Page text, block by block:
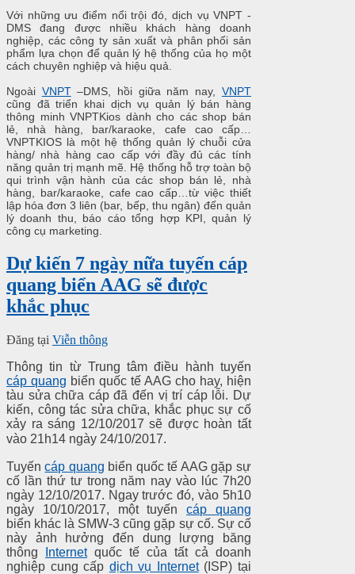
Với những ưu điểm nổi trội đó, dịch vụ VNPT -
DMS đang được nhiều khách hàng doanh
nghiệp, các công ty sản xuất và phân phối sản
phẩm lựa chọn để quản lý hệ thống của họ một
cách chuyên nghiệp và hiệu quả.
Ngoài VNPT–DMS, hồi giữa năm nay, VNPT
cũng đã triển khai dịch vụ quản lý bán hàng
thông minh VNPTKios dành cho các shop bán
lẻ, nhà hàng, bar/karaoke, cafe cao cấp…
VNPTKIOS là một hệ thống quản lý chuỗi cửa
hàng/ nhà hàng cao cấp với đầy đủ các tính
năng quản trị mạnh mẽ. Hệ thống hỗ trợ toàn bộ
qui trình vận hành của các shop bán lẻ, nhà
hàng, bar/karaoke, cafe cao cấp…từ việc thiết
lập hóa đơn 3 liên (bar, bếp, thu ngân) đến quản
lý doanh thu, báo cáo tổng hợp KPI, quản lý
công cụ marketing.
Dự kiến 7 ngày nữa tuyến cáp
quang biển AAG sẽ được
khắc phục
Đăng tại Viễn thông
Thông tin từ Trung tâm điều hành tuyến
cáp quang biển quốc tế AAG cho hay, hiện
tàu sửa chữa cáp đã đến vị trí cáp lỗi. Dự
kiến, công tác sửa chữa, khắc phục sự cố
xảy ra sáng 12/10/2017 sẽ được hoàn tất
vào 21h14 ngày 24/10/2017.
Tuyếncáp quang biển quốc tế AAG gặp sự
cố lần thứ tư trong năm nay vào lúc 7h20
ngày 12/10/2017. Ngay trước đó, vào 5h10
ngày 10/10/2017, một tuyếncáp quang
biển khác là SMW-3 cũng gặp sự cố. Sự cố
này ảnh hưởng đến dung lượng băng
thông
Internetquốc tế của tất cả doanh
nghiệp cung cấp dịch vụ Internet(ISP) tại